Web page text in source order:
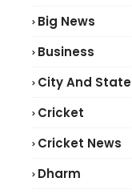
Big News
Business
City And State
Cricket
Cricket News
Dharm